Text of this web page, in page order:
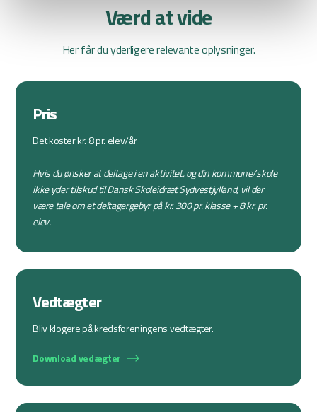
Værd at vide
Her får du yderligere relevante oplysninger.
Pris
Det koster kr. 8 pr. elev/år
Hvis du ønsker at deltage i en aktivitet, og din kommune/skole
ikke yder tilskud til Dansk Skoleidræt Sydvestjylland, vil der
være tale om et deltagergebyr på kr. 300 pr. klasse + 8 kr. pr.
elev.
Vedtægter
Bliv klogere på kredsforeningens vedtægter.
Download vedægter